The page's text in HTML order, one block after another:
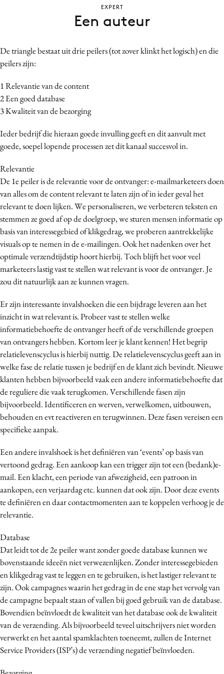
Contentmarketing
Craft
Customer Experience
Data & Insights
Design
Digital transformation
Diversiteit
Gedragsverandering
Influencer marketing
Interne communicatie
Martech
Media
Merkstrategie
PR
Programmatic
Reputatie & crisis
De triangle bestaat uit drie peilers (tot zover klinkt het logisch) en die
peilers zijn:
1 Relevantie van de content
2 Een goed database
3 Kwaliteit van de bezorging
Ieder bedrijf die hieraan goede invulling geeft en dit aanvult met
goede, soepel lopende processen zet dit kanaal succesvol in.
Relevantie
De 1e peiler is de relevantie voor de ontvanger: e-mailmarketeers doen
van alles om de content relevant te laten zijn of in ieder geval het
relevant te doen lijken. We personaliseren, we verbeteren teksten en
stemmen ze goed af op de doelgroep, we sturen mensen informatie op
basis van interessegebied of klikgedrag, we proberen aantrekkelijke
visuals op te nemen in de e-mailingen. Ook het nadenken over het
optimale verzendtijdstip hoort hierbij. Toch blijft het voor veel
marketeers lastig vast te stellen wat relevant is voor de ontvanger. Je
zou dit natuurlijk aan ze kunnen vragen.
Er zijn interessante invalshoeken die een bijdrage leveren aan het
inzicht in wat relevant is. Probeer vast te stellen welke
informatiebehoefte de ontvanger heeft of de verschillende groepen
van ontvangers hebben. Kortom leer je klant kennen! Het begrip
relatielevenscyclus is hierbij nuttig. De relatielevenscyclus geeft aan in
welke fase de relatie tussen je bedrijf en de klant zich bevindt. Nieuwe
klanten hebben bijvoorbeeld vaak een andere informatiebehoefte dat
de reguliere die vaak terugkomen. Verschillende fasen zijn
bijvoorbeeld. Identificeren en werven, verwelkomen, uitbouwen,
behouden en evt reactiveren en terugwinnen. Deze fasen vereisen een
specifieke aanpak.
Een andere invalshoek is het definiëren van ‘events’ op basis van
vertoond gedrag. Een aankoop kan een trigger zijn tot een (bedank)e-
mail. Een klacht, een periode van afwezigheid, een patroon in
aankopen, een verjaardag etc. kunnen dat ook zijn. Door deze events
te definiëren en daar contactmomenten aan te koppelen verhoog je de
relevantie.
Database
Dat leidt tot de 2e peiler want zonder goede database kunnen we
bovenstaande ideeën niet verwezenlijken. Zonder interessegebieden
en klikgedrag vast te leggen en te gebruiken, is het lastiger relevant te
zijn. Ook campagnes waarin het gedrag in de ene stap het vervolg van
de campagne bepaalt staan of vallen bij goed gebruik van de database.
Bovendien beïnvloedt de kwaliteit van het database ook de kwaliteit
van de verzending. Als bijvoorbeeld teveel uitschrijvers niet worden
verwerkt en het aantal spamklachten toeneemt, zullen de Internet
Service Providers (ISP’s) de verzending negatief beïnvloeden.
EXPERT
Een auteur